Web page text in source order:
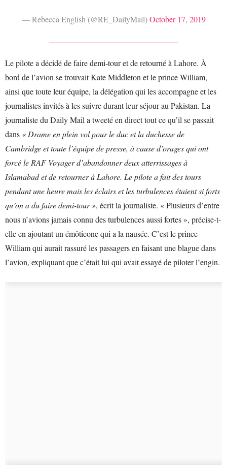
— Rebecca English (@RE_DailyMail)October 17, 2019
Le pilote a décidé de faire demi-tour et de retourné à Lahore. À
bord de l’avion se trouvait Kate Middleton et le prince William,
ainsi que toute leur équipe, la délégation qui les accompagne et les
journalistes invités à les suivre durant leur séjour au Pakistan. La
journaliste du Daily Mail a tweeté en direct tout ce qu’il se passait
dans « Drame en plein vol pour le duc et la duchesse de
Cambridge et toute l’équipe de presse, à cause d’orages qui ont
forcé le RAF Voyager d’abandonner deux atterrissages à
Islamabad et de retourner à Lahore. Le pilote a fait des tours
pendant une heure mais les éclairs et les turbulences étaient si forts
qu’on a du faire demi-tour », écrit la journaliste. « Plusieurs d’entre
nous n’avions jamais connu des turbulences aussi fortes », précise-t-
elle en ajoutant un émôticone qui a la nausée. C’est le prince
William qui aurait rassuré les passagers en faisant une blague dans
l’avion, expliquant que c’était lui qui avait essayé de piloter l’engin.